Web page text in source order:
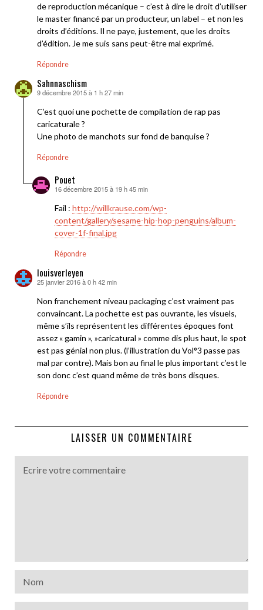
de reproduction mécanique – c’est à dire le droit d’utiliser
le master financé par un producteur, un label – et non les
droits d’éditions. Il ne paye, justement, que les droits
d’édition. Je me suis sans peut-être mal exprimé.
Répondre
Sahnnaschism
dit :
9 décembre 2015 à 1 h 27 min
C’est quoi une pochette de compilation de rap pas
caricaturale ?
Une photo de manchots sur fond de banquise ?
Répondre
Pouet
dit :
16 décembre 2015 à 19 h 45 min
Fail : http://willkrause.com/wp-
content/gallery/sesame-hip-hop-penguins/album-
cover-1f-final.jpg
Répondre
louisverleyen
dit :
25 janvier 2016 à 0 h 42 min
Non franchement niveau packaging c’est vraiment pas
convaincant. La pochette est pas ouvrante, les visuels,
même s’ils représentent les différentes époques font
assez « gamin », »caricatural » comme dis plus haut, le spot
est pas génial non plus. (l’illustration du Vol°3 passe pas
mal par contre). Mais bon au final le plus important c’est le
son donc c’est quand même de très bons disques.
Répondre
LAISSER UN COMMENTAIRE